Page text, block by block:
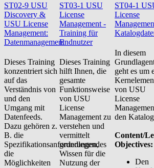
ST02-9 USU
Discovery &
USU License
Management:
Datenmanagement
Dieses Training
konzentriert sich
auf das
Verständnis von
und den
Umgang mit
Datenfeeds.
Dazu gehören z.
B. die
Spezifikationsanforderungen,
die
Möglichkeiten
ST03-1 USU
License
Management -
Training für
Endnutzer
Dieses Training
hilft Ihnen, die
gesamte
Funktionsweise
von USU
License
Management zu
verstehen und
vermittelt
grundlegendes
Wissen für die
Nutzung der
ST04-1
License
In diesem
geht es um
von USU
License
den
Content/
Objectives:
Den